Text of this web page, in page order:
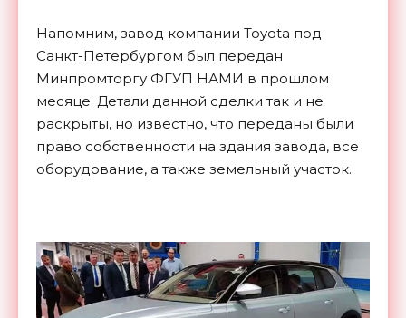
Напомним, завод компании Toyota под
Санкт-Петербургом был передан
Минпромторгу ФГУП НАМИ в прошлом
месяце. Детали данной сделки так и не
раскрыты, но известно, что переданы были
право собственности на здания завода, все
оборудование, а также земельный участок.